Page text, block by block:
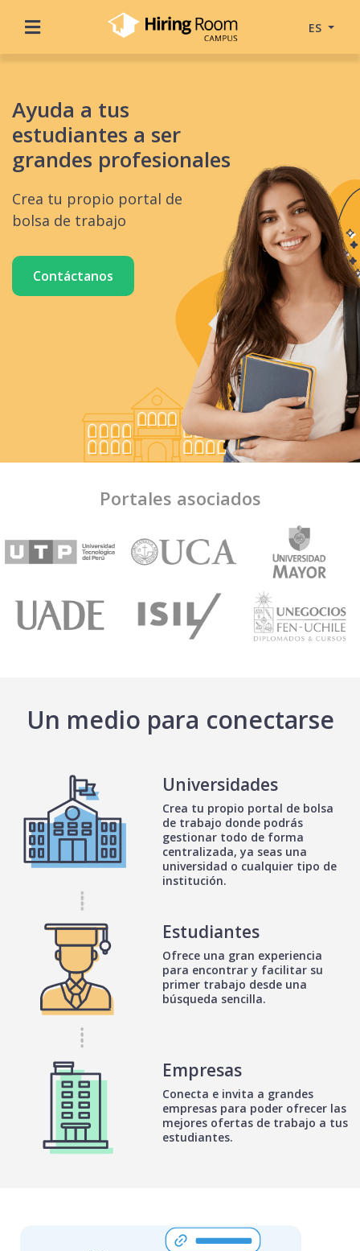
ES
Ayuda a tus
estudiantes a ser
grandes profesionales
Crea tu propio portal de
bolsa de trabajo
Contáctanos
Portales asociados
Un medio para conectarse
Universidades
Crea tu propio portal de bolsa
de trabajo donde podrás
gestionar todo de forma
centralizada, ya seas una
universidad o cualquier tipo de
institución.
Estudiantes
Ofrece una gran experiencia
para encontrar y facilitar su
primer trabajo desde una
búsqueda sencilla.
Empresas
Conecta e invita a grandes
empresas para poder ofrecer las
mejores ofertas de trabajo a tus
estudiantes.